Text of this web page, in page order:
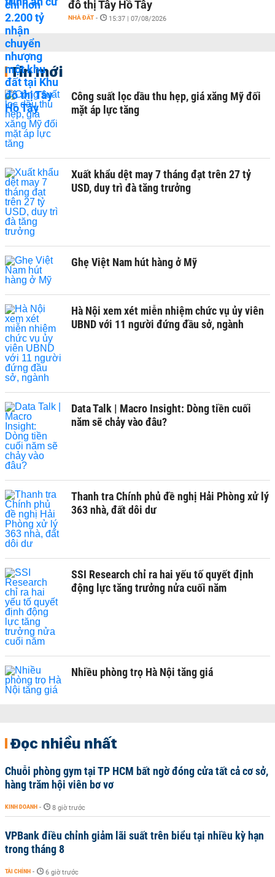
đô thị Tây Hồ Tây
NHÀ ĐẤT - 15:37 | 07/08/2026
Tin mới
Công suất lọc dầu thu hẹp, giá xăng Mỹ đối
mặt áp lực tăng
Xuất khẩu dệt may 7 tháng đạt trên 27 tỷ
USD, duy trì đà tăng trưởng
Ghẹ Việt Nam hút hàng ở Mỹ
Hà Nội xem xét miễn nhiệm chức vụ ủy viên
UBND với 11 người đứng đầu sở, ngành
Data Talk | Macro Insight: Dòng tiền cuối
năm sẽ chảy vào đâu?
Thanh tra Chính phủ đề nghị Hải Phòng xử lý
363 nhà, đất dôi dư
SSI Research chỉ ra hai yếu tố quyết định
động lực tăng trưởng nửa cuối năm
Nhiều phòng trọ Hà Nội tăng giá
Đọc nhiều nhất
Chuỗi phòng gym tại TP HCM bất ngờ đóng cửa tất cả cơ sở,
hàng trăm hội viên bơ vơ
KINH DOANH - 8 giờ trước
VPBank điều chỉnh giảm lãi suất trên biểu tại nhiều kỳ hạn
trong tháng 8
TÀI CHÍNH - 6 giờ trước